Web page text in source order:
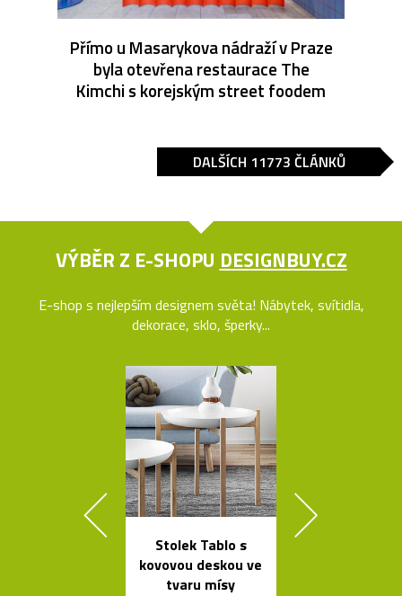
Přímo u Masarykova nádraží v Praze
byla otevřena restaurace The
Kimchi s korejským street foodem
DALŠÍCH 11773 ČLÁNKŮ
VÝBĚR Z E-SHOPU DESIGNBUY.CZ
E-shop s nejlepším designem světa! Nábytek, svítidla,
dekorace, sklo, šperky...
Stolek Tablo s
kovovou deskou ve
tvaru mísy